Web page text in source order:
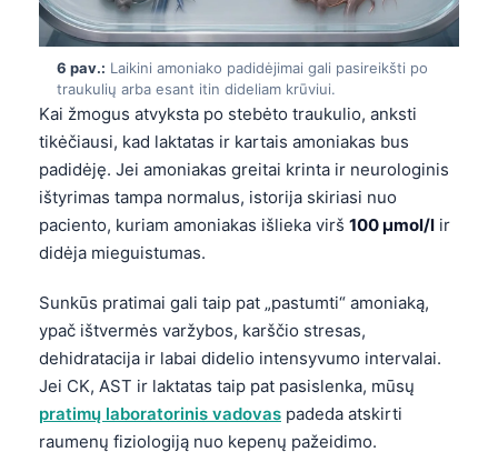
6 pav.: Laikini amoniako padidėjimai gali pasireikšti po
traukulių arba esant itin dideliam krūviui.
Kai žmogus atvyksta po stebėto traukulio, anksti
tikėčiausi, kad laktatas ir kartais amoniakas bus
padidėję. Jei amoniakas greitai krinta ir neurologinis
ištyrimas tampa normalus, istorija skiriasi nuo
paciento, kuriam amoniakas išlieka virš 100 µmol/l ir
didėja mieguistumas.
Sunkūs pratimai gali taip pat „pastumti“ amoniaką,
ypač ištvermės varžybos, karščio stresas,
dehidratacija ir labai didelio intensyvumo intervalai.
Jei CK, AST ir laktatas taip pat pasislenka, mūsų
pratimų laboratorinis vadovas padeda atskirti
raumenų fiziologiją nuo kepenų pažeidimo.
پښتو
سنڌي
සිංහල
অসমীয়া
Galego
Latviešu valoda
Македонски јазик
Euskara
Gàidhlig
Occitan
العربية المغربية
Afrikaans
Монгол